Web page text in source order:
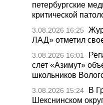
петербургские
критической
3.08.2026 16:25
ЛАД» отметил
3.08.2026 16:01
слет «Азимут»
школьников
3.08.2026 15:24
В
Шекснинском